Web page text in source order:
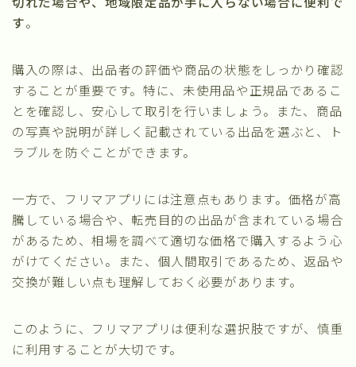
す。
購入の際は、出品者の評価や商品の状態をしっかり確認
することが重要です。特に、未使用品や正規品であるこ
とを確認し、安心して取引を行いましょう。また、商品
の写真や説明が詳しく記載されている出品を選ぶと、ト
ラブルを防ぐことができます。
一方で、フリマアプリには注意点もあります。価格が高
騰している場合や、転売目的の出品が含まれている場合
があるため、相場を調べて適切な価格で購入するよう心
がけてください。また、個人間取引であるため、返品や
交換が難しい点も理解しておく必要があります。
このように、フリマアプリは便利な選択肢ですが、慎重
に利用することが大切です。